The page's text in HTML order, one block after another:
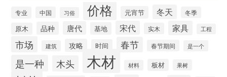
专业 中国 习俗 价格 元宵节 冬天 冬季
原木 品种 唐代 基地 宋代 实木 家具 工程
市场 建筑 攻略 时间 春节 春节期间 是一个
是一种 木头 木材 材料 板材 果树